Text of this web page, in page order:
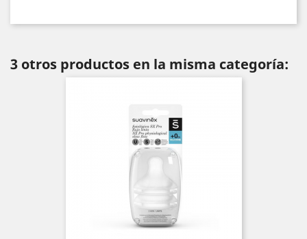
3 otros productos en la misma categoría: